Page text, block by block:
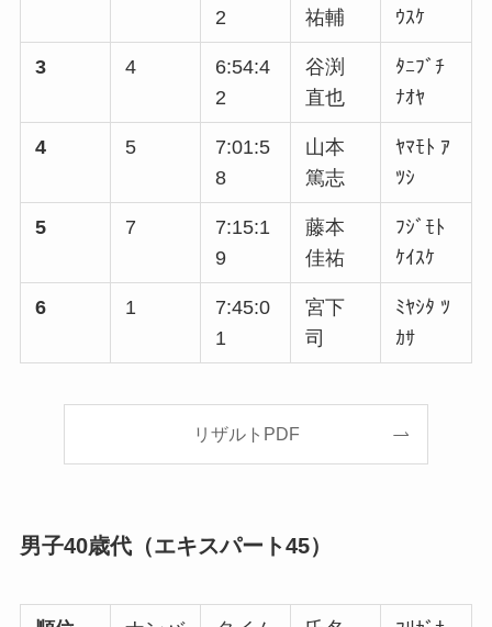
2
祐輔
ｳｽｹ
3 4
6:54:4
2
谷渕
直也
ﾀﾆﾌﾞﾁ
ﾅｵﾔ
4 5
7:01:5
8
山本
篤志
ﾔﾏﾓﾄ ｱ
ﾂｼ
5 7
7:15:1
9
藤本
佳祐
ﾌｼﾞﾓﾄ
ｹｲｽｹ
6 1
7:45:0
1
宮下
司
ﾐﾔｼﾀ ﾂ
ｶｻ
リザルトPDF
男子40歳代（エキスパート45）